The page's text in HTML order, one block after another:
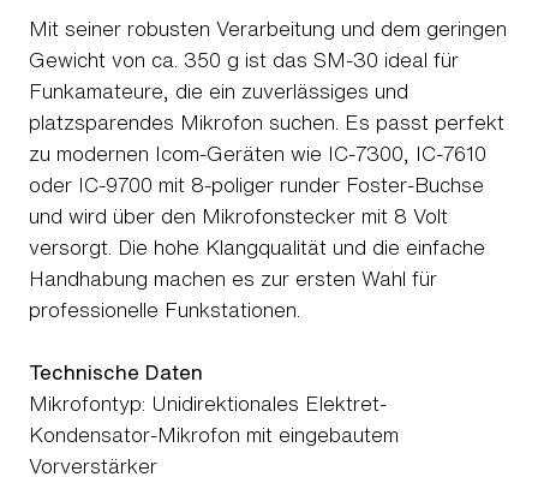
Mit seiner robusten Verarbeitung und dem geringen
Gewicht von ca. 350 g ist das SM-30 ideal für
Funkamateure, die ein zuverlässiges und
platzsparendes Mikrofon suchen. Es passt perfekt
zu modernen Icom-Geräten wie IC-7300, IC-7610
oder IC-9700 mit 8-poliger runder Foster-Buchse
und wird über den Mikrofonstecker mit 8 Volt
versorgt. Die hohe Klangqualität und die einfache
Handhabung machen es zur ersten Wahl für
professionelle Funkstationen.
Technische Daten
Mikrofontyp: Unidirektionales Elektret-
Kondensator-Mikrofon mit eingebautem
Vorverstärker